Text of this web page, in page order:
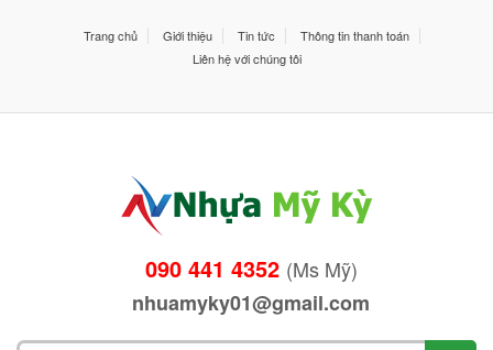
Trang chủ Giới thiệu Tin tức
Thông tin thanh toán
Liên hệ với chúng tôi
090 441 4352 (Ms Mỹ)
nhuamyky01@gmail.com